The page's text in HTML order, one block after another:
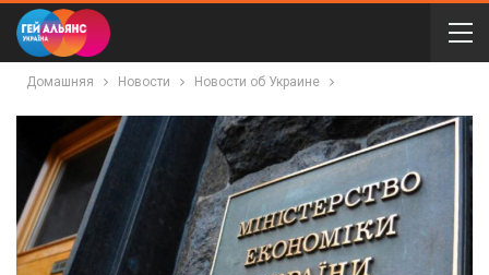
Домашняя Новости Новости об Украине